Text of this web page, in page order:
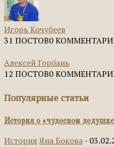
Игорь Кочубеев
31 ПОСТОВ0
Алексей Горбань
12 ПОСТОВ0
Популярные статьи
История о «чудесном
История Яна Бокова-